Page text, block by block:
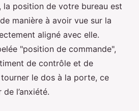
, la position de votre bureau est
manière à avoir vue sur la
aligné avec elle.
"position de commande",
de contrôle et de
le dos à la porte, ce
l’anxiété.